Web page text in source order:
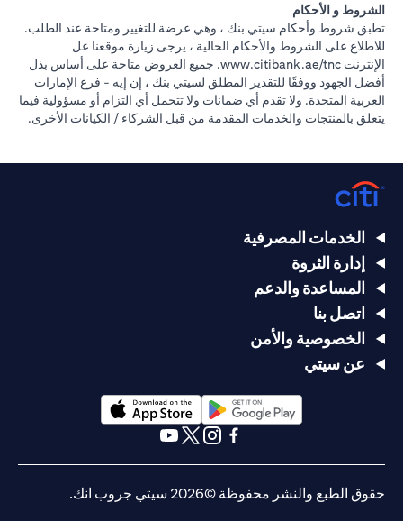
الشروط و الأحكام
تطبق شروط وأحكام سيتي بنك ، وهي عرضة للتغيير ومتاحة عند الطلب.
للاطلاع على الشروط والأحكام الحالية ، يرجى زيارة موقعنا عل
الإنترنت www.citibank.ae/tnc. جميع العروض متاحة على أساس بذل
أفضل الجهود ووفقًا للتقدير المطلق لسيتي بنك ، إن إيه - فرع الإمارات
العربية المتحدة. ولا تقدم أي ضمانات ولا تتحمل أي التزام أو مسؤولية فيما
يتعلق بالمنتجات والخدمات المقدمة من قبل الشركاء / الكيانات الأخرى.
الخدمات المصرفية
إدارة الثروة
المساعدة والدعم
اتصل بنا
الخصوصية والأمن
عن سيتي
(opens in a new tab)
حقوق الطبع والنشر محفوظة ©2026 سيتي جروب انك.